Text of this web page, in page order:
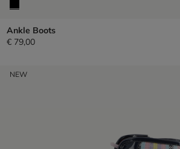
Ankle Boots
€ 79,00
NEW